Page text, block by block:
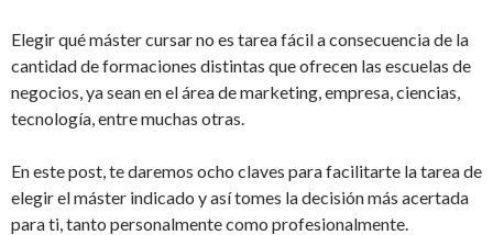
Elegir qué máster cursar no es tarea fácil a consecuencia de la
cantidad de formaciones distintas que ofrecen las escuelas de
negocios, ya sean en el área de marketing, empresa, ciencias,
tecnología, entre muchas otras.
En este post, te daremos ocho claves para facilitarte la tarea de
elegir el máster indicado y así tomes la decisión más acertada
para ti, tanto personalmente como profesionalmente.